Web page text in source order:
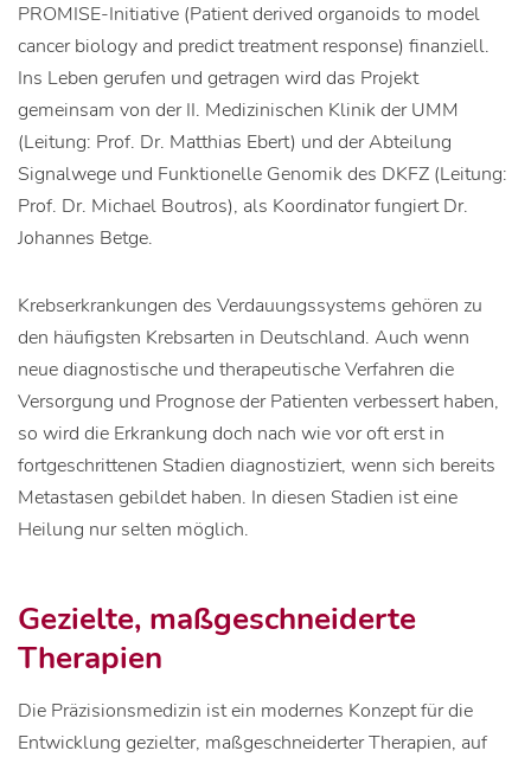
PROMISE-Initiative (Patient derived organoids to model
cancer biology and predict treatment response) finanziell.
Ins Leben gerufen und getragen wird das Projekt
gemeinsam von der II. Medizinischen Klinik der UMM
(Leitung: Prof. Dr. Matthias Ebert) und der Abteilung
Signalwege und Funktionelle Genomik des DKFZ (Leitung:
Prof. Dr. Michael Boutros), als Koordinator fungiert Dr.
Johannes Betge.
Krebserkrankungen des Verdauungssystems gehören zu
den häufigsten Krebsarten in Deutschland. Auch wenn
neue diagnostische und therapeutische Verfahren die
Versorgung und Prognose der Patienten verbessert haben,
so wird die Erkrankung doch nach wie vor oft erst in
fortgeschrittenen Stadien diagnostiziert, wenn sich bereits
Metastasen gebildet haben. In diesen Stadien ist eine
Heilung nur selten möglich.
Gezielte, maßgeschneiderte
Therapien
Die Präzisionsmedizin ist ein modernes Konzept für die
Entwicklung gezielter, maßgeschneiderter Therapien, auf